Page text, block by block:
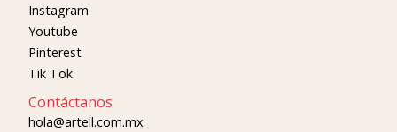
Instagram
Youtube
Pinterest
Tik Tok
Contáctanos
hola@artell.com.mx